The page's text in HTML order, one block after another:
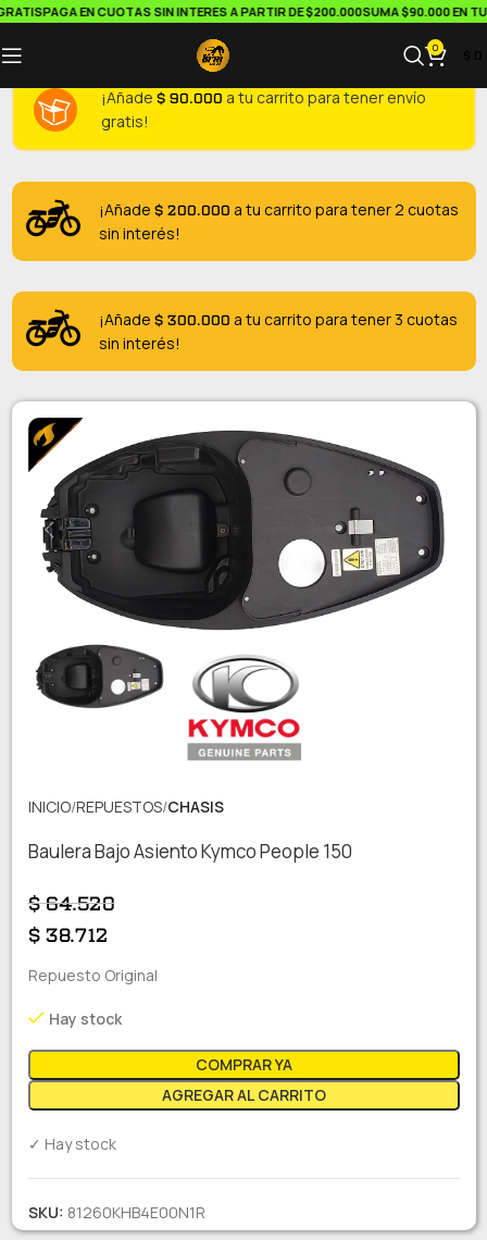
PAGA EN CUOTAS SIN INTERES A PARTIR DE $200.000SUMA $90.000 EN TU
0
¡Añade $90.000 a tu carrito para tener envío
gratis!
¡Añade $200.000 a tu carrito para tener 2 cuotas
sin interés!
¡Añade $300.000 a tu carrito para tener 3 cuotas
sin interés!
INICIO REPUESTOS CHASIS
Baulera Bajo Asiento Kymco People 150
$64.520
$38.712
Repuesto Original
Hay stock
AGREGAR AL CARRITO
COMPRAR YA
✓ Hay stock
SKU: 81260KHB4E00N1R